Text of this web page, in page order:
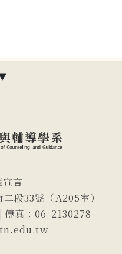
言
段33號（A205室）
真：06-2130278